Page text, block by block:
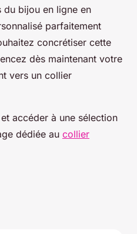
du bijou en ligne en
parfaitement
concrétiser cette
dès maintenant votre
vers un collier
accéder à une sélection
dédiée au collier